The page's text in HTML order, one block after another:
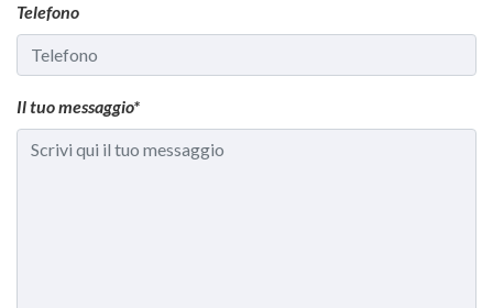
Telefono
Il tuo messaggio*